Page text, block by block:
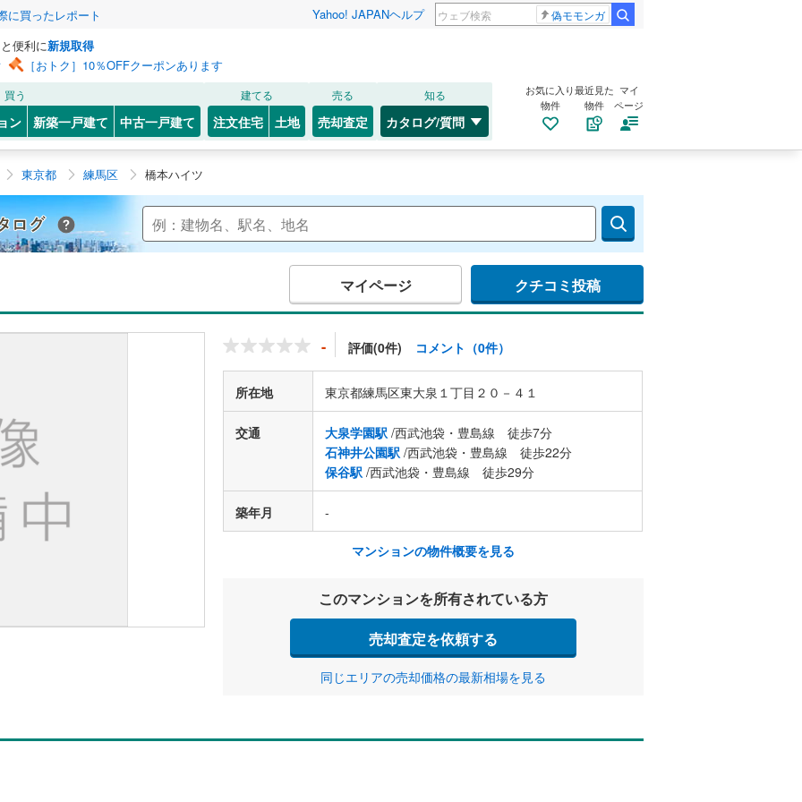
に買ったレポート Yahoo! JAPANヘルプ 偽モモンガ
便利に新規取得
［おトク］10％OFFクーポンあります
買う
ン 新築一戸建て 中古一戸建て
建てる
注文住宅 土地
売る
売却査定
知る
カタログ/質問
お気に入り
物件
最近見た
物件
マイ
ページ
東京都 練馬区 橋本ハイツ
Yahoo!不動産 マンションカタログ
マイページ クチコミ投稿
- 評価(0件) コメント（0件）
所在地 東京都練馬区東大泉１丁目２０－４１
交通 大泉学園駅 /西武池袋・豊島線 徒歩7分
石神井公園駅 /西武池袋・豊島線 徒歩22分
保谷駅 /西武池袋・豊島線 徒歩29分
築年月 -
マンションの物件概要を見る
このマンションを所有されている方
売却査定を依頼する
同じエリアの売却価格の最新相場を見る